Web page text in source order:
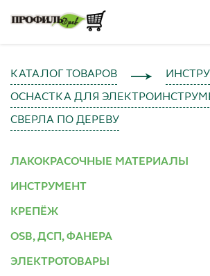
КАТАЛОГ ТОВАРОВ
ОСНАСТКА ДЛЯ
СВЕРЛА ПО ДЕРЕВУ
ЛАКОКРАСОЧНЫЕ МАТЕРИАЛЫ
ИНСТРУМЕНТ
КРЕПЁЖ
OSB, ДСП, ФАНЕРА
ЭЛЕКТРОТОВАРЫ